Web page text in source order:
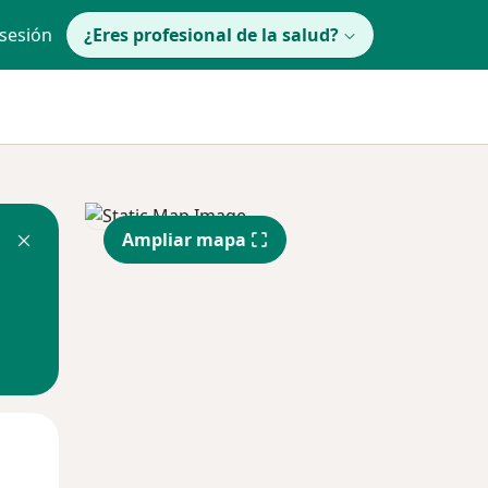
¿Eres profesional de la salud?
Ampliar mapa